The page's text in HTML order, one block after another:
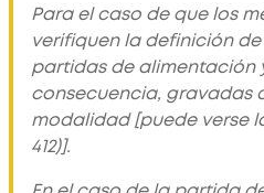
Para el caso de que los
verifiquen la definición
partidas de alimentación
consecuencia, gravadas
modalidad [puede verse
412)].